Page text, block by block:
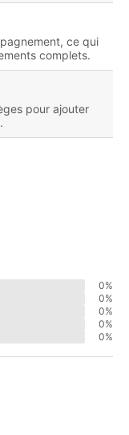
ce qui
complets.
pour ajouter
0%
0%
0%
0%
0%